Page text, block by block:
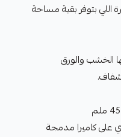
اللي بتوفر بقية مساحة
الخشب والورق
على كاميرا مدمجة